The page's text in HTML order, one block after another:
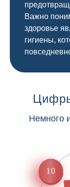
Важно
здоровье
гигиены,
Немного
10